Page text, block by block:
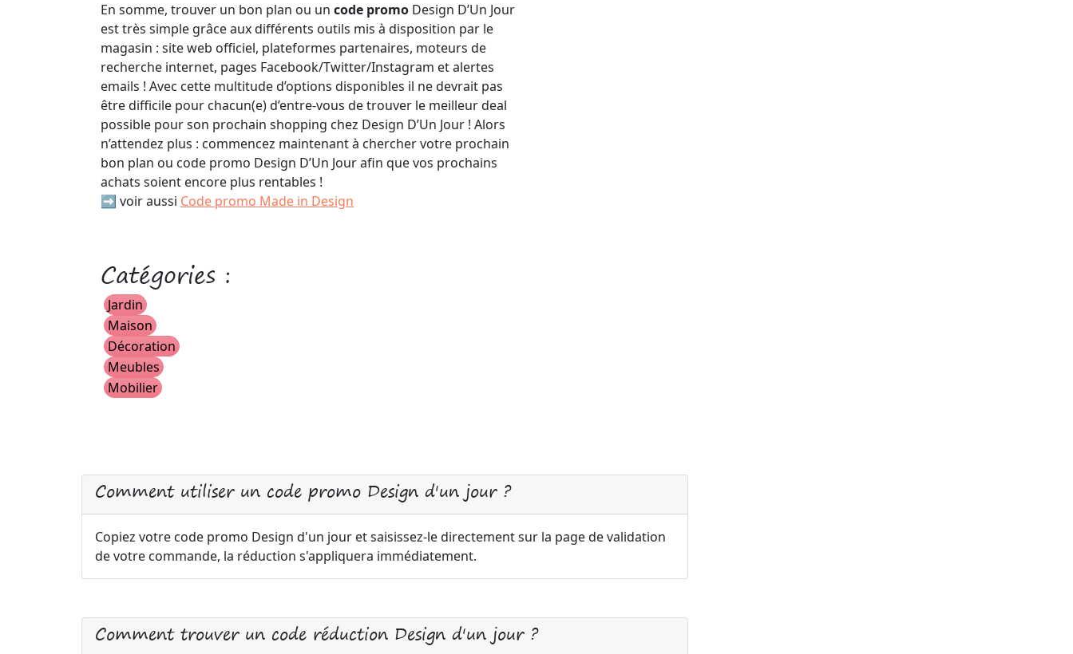
En somme, trouver un bon plan ou un code promo Design D’Un Jour
est très simple grâce aux différents outils mis à disposition par le
magasin : site web officiel, plateformes partenaires, moteurs de
recherche internet, pages Facebook/Twitter/Instagram et alertes
emails ! Avec cette multitude d’options disponibles il ne devrait pas
être difficile pour chacun(e) d’entre-vous de trouver le meilleur deal
possible pour son prochain shopping chez Design D’Un Jour ! Alors
n’attendez plus : commencez maintenant à chercher votre prochain
bon plan ou code promo Design D’Un Jour afin que vos prochains
achats soient encore plus rentables !
➡️ voir aussi Code promo Made in Design
Catégories :
Jardin
Maison
Décoration
Meubles
Mobilier
Comment utiliser un code promo Design d'un jour ?
Copiez votre code promo Design d'un jour et saisissez-le directement sur la page de validation
de votre commande, la réduction s'appliquera immédiatement.
Comment trouver un code réduction Design d'un jour ?